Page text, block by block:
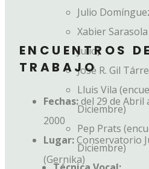
ENCUENTROS DE
TRABAJO
Fechas:del 29 de Abril
2000
Lugar:Conservatorio
(Gernika)
Julio
Xabier
Julio)
José R. Gil
Lluis Vila
Diciembre)
Pep Prats
Diciembre)